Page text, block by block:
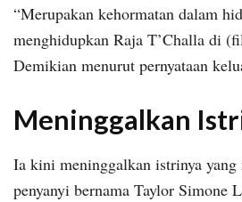
“Merupakan kehormatan dalam
menghidupkan Raja T’Challa di
Demikian menurut pernyataan
Meninggalkan
Ia kini meninggalkan istrinya yang
penyanyi bernama Taylor Simone